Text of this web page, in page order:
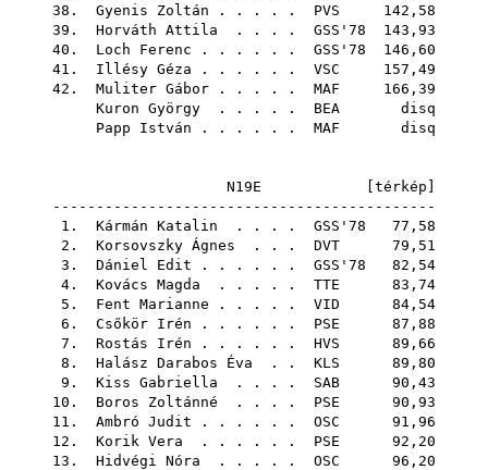
38. Gyenis Zoltán . . . . . PVS 142,58
39. Horváth Attila . . . . GSS'78 143,93
40. Loch Ferenc . . . . . . GSS'78 146,60
41. Illésy Géza . . . . . . VSC 157,49
42. Muliter Gábor . . . . . MAF 166,39
Kuron György . . . . . BEA disq
Papp István . . . . . . MAF disq
N19E [ térkép
--------------------------------------------
1. Kármán Katalin . . . . GSS'78 77,58
2. Korsovszky Ágnes . . . DVT 79,51
3. Dániel Edit . . . . . . GSS'78 82,54
4. Kovács Magda . . . . . TTE 83,74
5. Fent Marianne . . . . . VID 84,54
6. Csőkör Irén . . . . . . PSE 87,88
7. Rostás Irén . . . . . . HVS 89,66
8. Halász Darabos Éva . . KLS 89,80
9. Kiss Gabriella . . . . SAB 90,43
10. Boros Zoltánné . . . . PSE 90,93
11. Ambró Judit . . . . . . OSC 91,96
12. Korik Vera . . . . . . PSE 92,20
13. Hidvégi Nóra . . . . . OSC 96,20